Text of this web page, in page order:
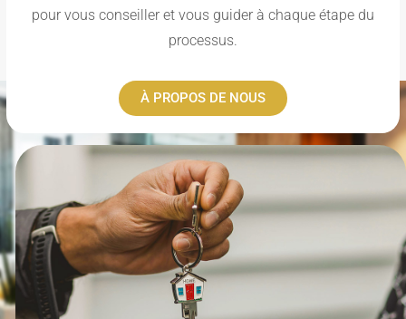
pour vous conseiller et vous guider à chaque étape du
processus.
À PROPOS DE NOUS
Connexion
Identifiant
Mot de passe